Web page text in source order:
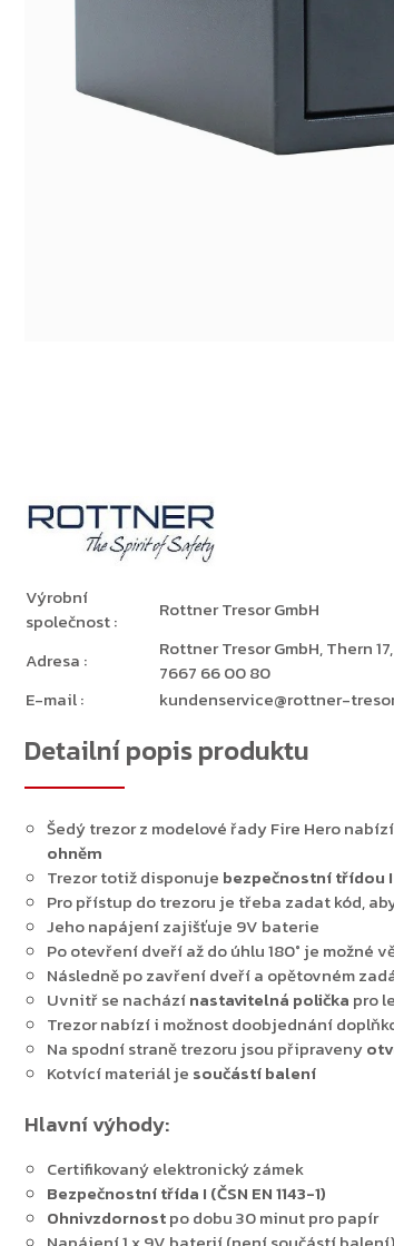
Detailní popis produktu
Šedý trezor z modelové řady Fire Hero
ohněm
Trezor totiž disponuje bezpečnostní třídou
Pro přístup do trezoru je třeba zadat kód,
Jeho napájení zajišťuje 9V baterie
Po otevření dveří až do úhlu 180° je možné
Následně po zavření dveří a opětovném
Uvnitř se nacházínastavitelná polička pro
Trezor nabízí i možnost doobjednání
Na spodní straně trezoru jsou připraveny
Kotvící materiál je součástí balení
Hlavní výhody:
Certifikovaný elektronický zámek
Bezpečnostní třída I (ČSN EN 1143-1)
Ohnivzdornostpo dobu 30 minut pro papír
Výrobní
společnost:
Rottner Tresor GmbH
Adresa :
Rottner Tresor GmbH, Thern
7667 66 00 80
E-mail: kundenservice@rottner-